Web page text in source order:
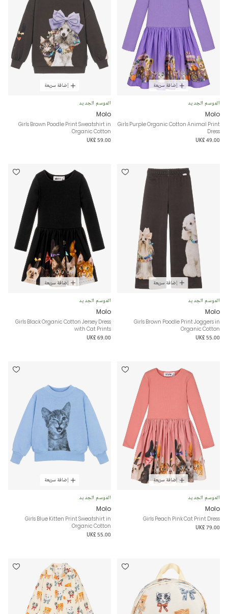
إضافة سريعة
الموسم الجديد
Molo
Girls Purple Organic Cotton Animal Print
Dress
UK£ 49.00
إضافة سريعة
الموسم الجديد
Molo
Girls Brown Poodle Print Sweatshirt in
Organic Cotton
UK£ 59.00
إضافة سريعة
الموسم الجديد
Molo
Girls Brown Poodle Print Joggers in
Organic Cotton
UK£ 55.00
إضافة سريعة
الموسم الجديد
Molo
Girls Black Organic Cotton Jersey Dress
with Cat Prints
UK£ 69.00
إضافة سريعة
الموسم الجديد
Molo
Girls Peach Pink Cat Print Dress
UK£ 79.00
إضافة سريعة
الموسم الجديد
Molo
Girls Blue Kitten Print Sweatshirt in
Organic Cotton
UK£ 55.00